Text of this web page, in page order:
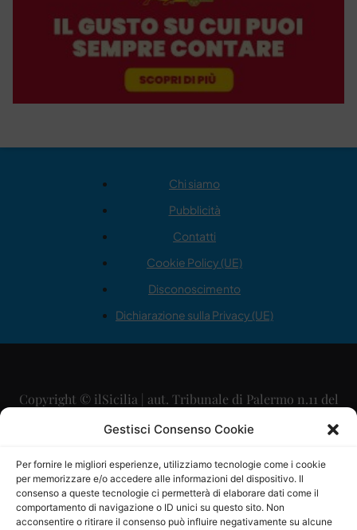
Gestisci Consenso Cookie
Per fornire le migliori esperienze, utilizziamo tecnologie come i cookie
per memorizzare e/o accedere alle informazioni del dispositivo. Il
consenso a queste tecnologie ci permetterà di elaborare dati come il
comportamento di navigazione o ID unici su questo sito. Non
acconsentire o ritirare il consenso può influire negativamente su alcune
Chi siamo
Pubblicità
Contatti
Cookie Policy (UE)
Disconoscimento
Dichiarazione sulla Privacy (UE)
Copyright © ilSicilia | aut. Tribunale di Palermo n.11 del
29/09/2015
Direttore Editoriale: Maurizio Scaglione
Direttore Responsabile: Maria Calabrese